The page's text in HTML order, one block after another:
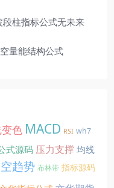
柱指标公式无未来
量能结构公式
色 MACD RSI wh7
式源码 压力支撑 均线
趋势 布林带 指标源码